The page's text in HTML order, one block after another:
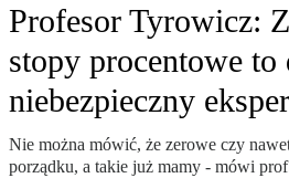
Profesor Tyrowicz:
stopy procentowe to
niebezpieczny
Nie można mówić, że zerowe czy
porządku, a takie już mamy - mówi